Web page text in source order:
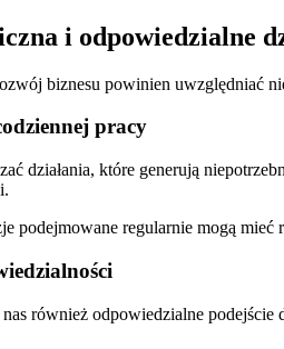
i odpowiedzialne
biznesu powinien uwzględniać
pracy
działania, które generują
podejmowane regularnie mogą
również odpowiedzialne